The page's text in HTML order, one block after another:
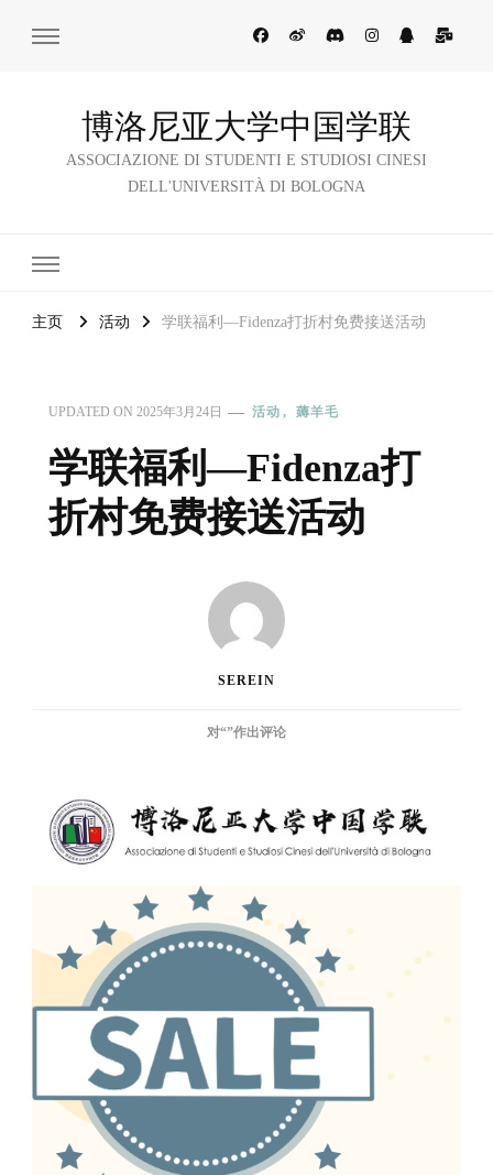
博洛尼亚大学中国学联
ASSOCIAZIONE DI STUDENTI E STUDIOSI CINESI
DELL'UNIVERSITÀ DI BOLOGNA
主页 活动 学联福利—Fidenza打折村免费接送活动
UPDATED ON 2025年3月24日 活动 薅羊毛
学联福利—Fidenza打
折村免费接送活动
SEREIN
对“学
—
FIDENZA
免
送
”作出评论